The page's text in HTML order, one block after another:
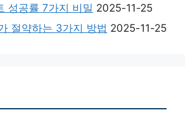
성공률 7가지 비밀 2025-11-25
절약하는 3가지 방법 2025-11-25